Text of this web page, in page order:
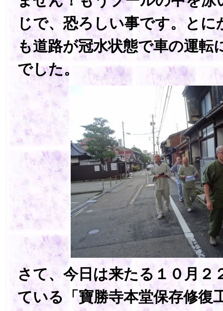
じで、恐ろしい事です。とに
も道路が冠水状態で車の運転
でした。
さて、今日は来たる１０月２
ている「寶勝寺本堂保存修復